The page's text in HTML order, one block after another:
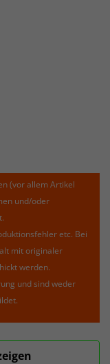
(vor allem Artikel
und/oder
etc. Bei
mit originaler
werden.
und sind weder